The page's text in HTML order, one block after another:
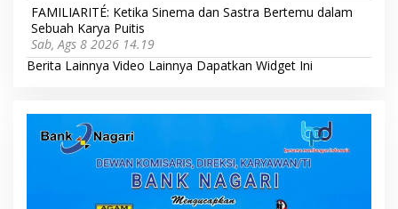
FAMILIARITÉ: Ketika Sinema dan Sastra Bertemu dalam
Sebuah Karya Puitis
Sab, Ags 8 2026 14.19
Berita Lainnya Video Lainnya Dapatkan Widget Ini